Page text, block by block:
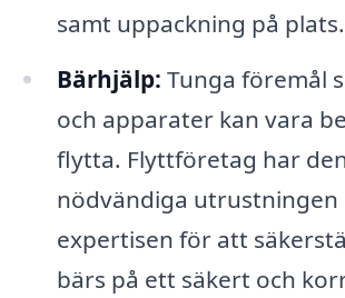
samt uppackning på plats.
Bärhjälp: Tunga föremål
och apparater kan vara
flytta. Flyttföretag har
nödvändiga utrustningen
expertisen för att
bärs på ett säkert och